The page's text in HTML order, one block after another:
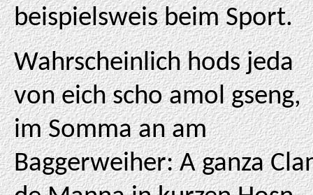
beispielsweis beim Sport.
Wahrscheinlich hods jeda
von eich scho amol gseng,
im Somma an am
Baggerweiher: A ganza